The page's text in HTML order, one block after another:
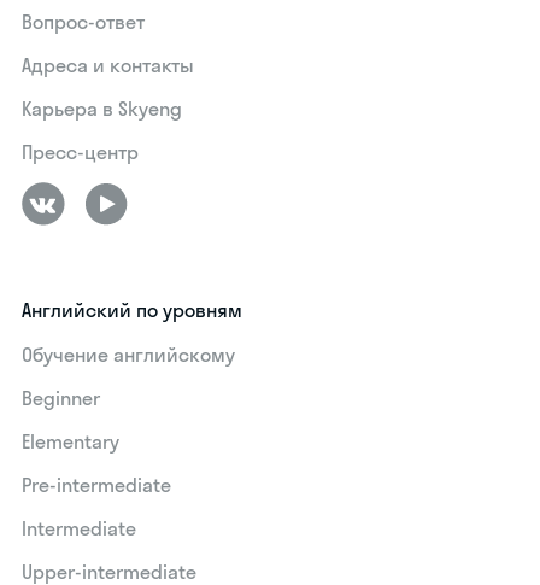
Вопрос-ответ
Адреса и контакты
Карьера в Skyeng
Пресс-центр
Английский по уровням
Обучение английскому
Beginner
Elementary
Pre-intermediate
Intermediate
Upper-intermediate